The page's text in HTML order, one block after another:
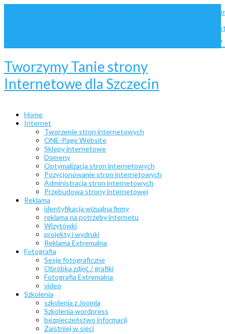
Tanie
Tworzymy Tanie strony
Internetowe dla Szczecin
Home
Internet
Tworzenie stron internetowych
ONE-Page Website
Sklepy internetowe
Domeny
Optymalizacja stron internetowych
Pozycjonowanie stron internetowych
Administracja stron internetowych
Przebudowa strony internetowej
Reklama
identyfikacja wizualna firmy
reklama na potrzeby internetu
Wizytówki
projekty i wydruki
Reklama Extremalna
Fotografia
Sesje fotograficzne
Obróbka zdjęć / grafiki
Fotografia Extremalna
video
Szkolenia
szkolenia z Joomla
Szkolenia wordpress
bezpieczeństwo informacji
Zaistniej w sieci